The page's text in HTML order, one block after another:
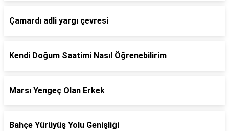
Çamardı adli yargı çevresi
Kendi Doğum Saatimi Nasıl Öğrenebilirim
Marsı Yengeç Olan Erkek
Bahçe Yürüyüş Yolu Genişliği